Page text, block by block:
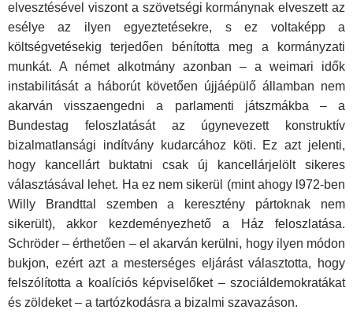
elvesztésével viszont a szövetségi kormánynak elveszett az
esélye az ilyen egyeztetésekre, s ez voltaképp a
költségvetésekig terjedően bénította meg a kormányzati
munkát. A német alkotmány azonban – a weimari idők
instabilitását a háborút követően újjáépülő államban nem
akarván visszaengedni a parlamenti játszmákba – a
Bundestag feloszlatását az úgynevezett konstruktív
bizalmatlansági indítvány kudarcához köti. Ez azt jelenti,
hogy kancellárt buktatni csak új kancellárjelölt sikeres
választásával lehet. Ha ez nem sikerül (mint ahogy l972-ben
Willy Brandttal szemben a keresztény pártoknak nem
sikerült), akkor kezdeményezhető a Ház feloszlatása.
Schröder – érthetően – el akarván kerülni, hogy ilyen módon
bukjon, ezért azt a mesterséges eljárást választotta, hogy
felszólította a koalíciós képviselőket – szociáldemokratákat
és zöldeket – a tartózkodásra a bizalmi szavazáson.